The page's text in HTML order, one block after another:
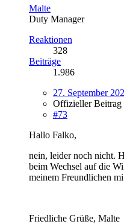
Malte
Duty Manager
Reaktionen
328
Beiträge
1.986
27. September
Offizieller Beitrag
#73
Hallo Falko,
nein, leider noch nicht.
beim Wechsel auf die
meinem Freundlichen
Friedliche Grüße, Malte